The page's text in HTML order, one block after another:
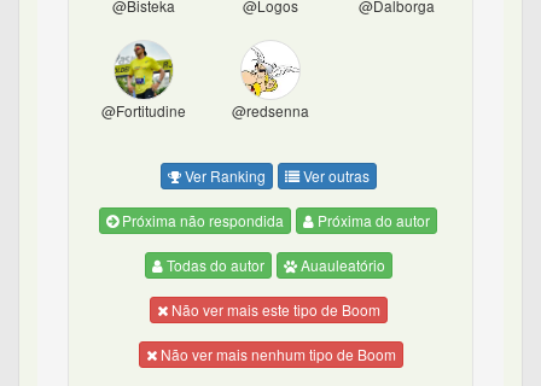
@Bisteka @Logos @Dalborga
@Fortitudine @redsenna
Ver Ranking Ver outras
Próxima não respondida Próxima do autor
Todas do autor Auauleatório
Não ver mais este tipo de Boom
Não ver mais nenhum tipo de Boom